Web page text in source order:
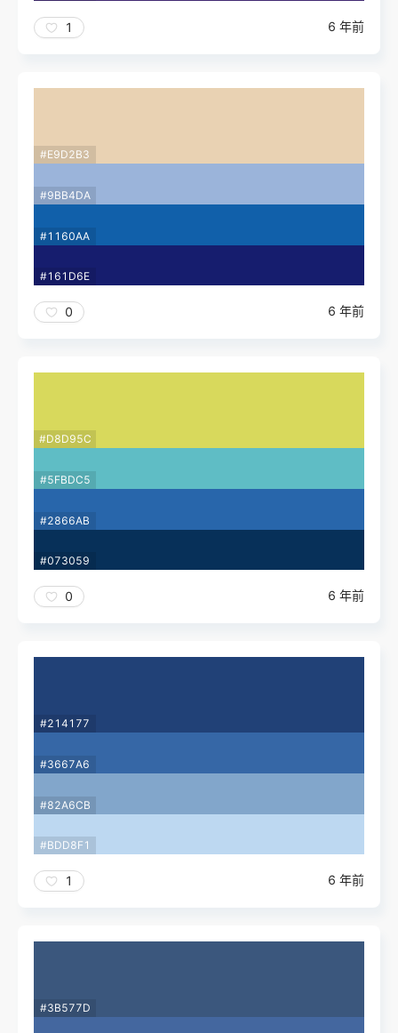
1 6 年前
#E9D2B3
#9BB4DA
#1160AA
#161D6E
0 6 年前
#D8D95C
#5FBDC5
#2866AB
#073059
0 6 年前
#214177
#3667A6
#82A6CB
#BDD8F1
1 6 年前
#3B577D